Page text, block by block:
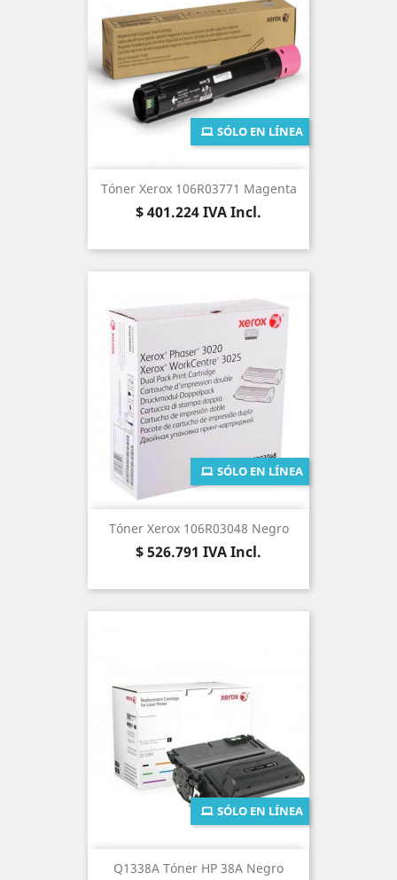
Tóner Xerox 106R03771 Magenta
Precio
$ 401.224IVA Incl.
SÓLO EN LÍNEA
Tóner Xerox 106R03048 Negro
Precio
$ 526.791 IVA Incl.
SÓLO EN LÍNEA
Q1338A Tóner HP 38A Negro
SÓLO EN LÍNEA